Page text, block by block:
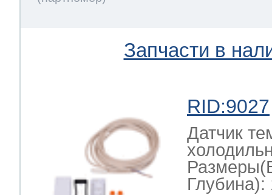
Запчасти в
RID:9027
Датчик
Глубина):